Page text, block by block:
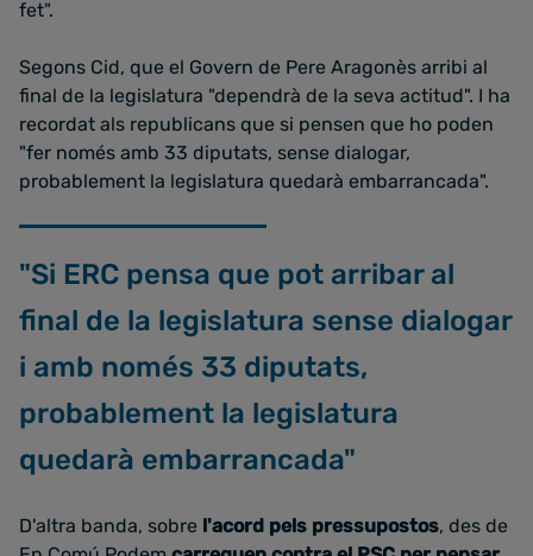
fet".
Segons Cid, que el Govern de Pere Aragonès arribi al
final de la legislatura "dependrà de la seva actitud". I ha
recordat als republicans que si pensen que ho poden
"fer només amb 33 diputats, sense dialogar,
probablement la legislatura quedarà embarrancada".
"Si ERC pensa que pot arribar al
final de la legislatura sense dialogar
i amb només 33 diputats,
probablement la legislatura
quedarà embarrancada"
D'altra banda, sobre l'acord pels pressupostos, des de